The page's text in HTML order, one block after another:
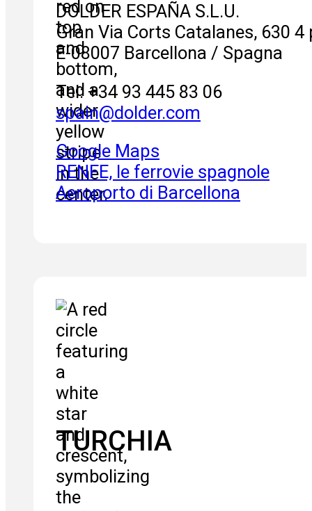
DOLDER ESPAÑA S.L.U.
Gran Via Corts Catalanes, 630 4
E-08007 Barcellona / Spagna
Tel: +34 93 445 83 06
spain@dolder.com
Google Maps
RENFE, le ferrovie spagnole
Aeroporto di Barcellona
TURCHIA